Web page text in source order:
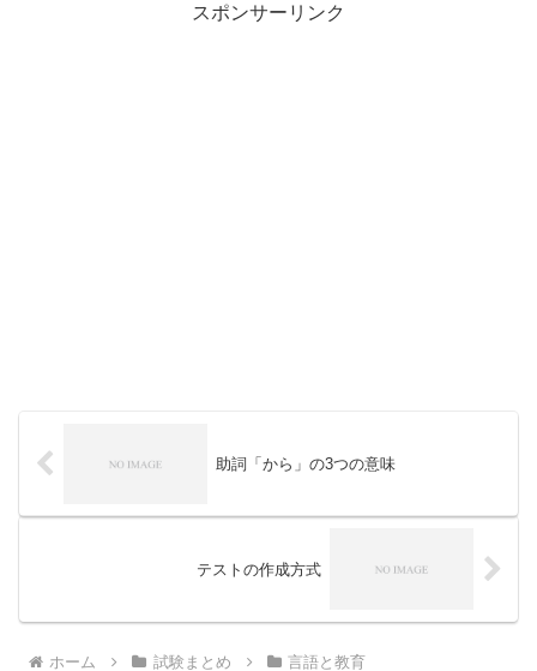
スポンサーリンク
助詞「から」の3つの意味
テストの作成方式
ホーム 試験まとめ 言語と教育